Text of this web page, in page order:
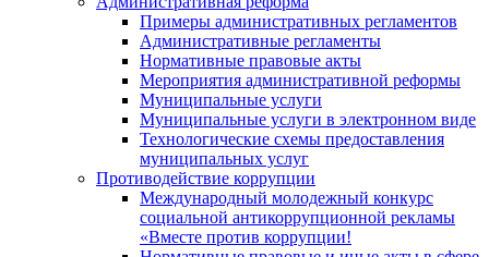
Примеры административных регламентов
Административные регламенты
Нормативные правовые акты
Мероприятия административной реформы
Муниципальные услуги
Муниципальные услуги в электронном виде
Технологические схемы предоставления
муниципальных услуг
Противодействие коррупции
Международный молодежный конкурс
социальной антикоррупционной рекламы
«Вместе против коррупции!